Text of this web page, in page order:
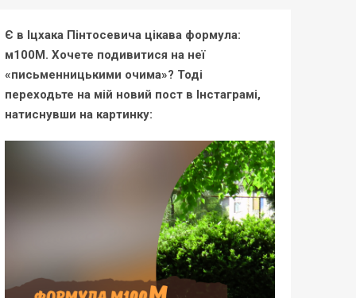
Є в Іцхака Пінтосевича цікава формула:
м100М. Хочете подивитися на неї
«письменницькими очима»? Тоді
переходьте на мій новий пост в Інстаграмі,
натиснувши на картинку: